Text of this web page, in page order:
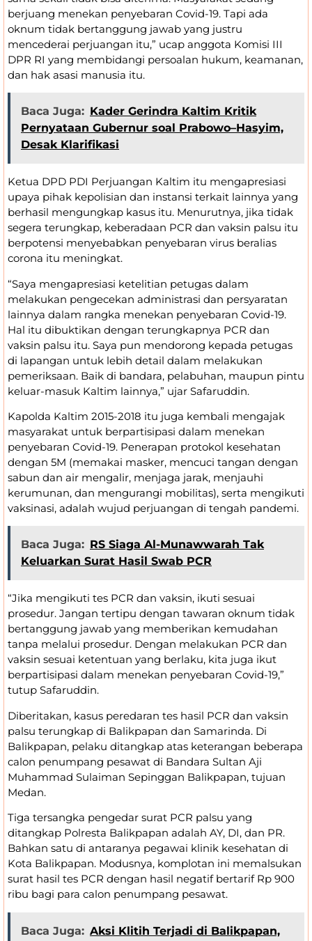
berjuang menekan penyebaran Covid-19. Tapi ada
oknum tidak bertanggung jawab yang justru
mencederai perjuangan itu,” ucap anggota Komisi III
DPR RI yang membidangi persoalan hukum, keamanan,
dan hak asasi manusia itu.
Baca Juga: Kader Gerindra Kaltim Kritik
Pernyataan Gubernur soal Prabowo–Hasyim,
Desak Klarifikasi
Ketua DPD PDI Perjuangan Kaltim itu mengapresiasi
upaya pihak kepolisian dan instansi terkait lainnya yang
berhasil mengungkap kasus itu. Menurutnya, jika tidak
segera terungkap, keberadaan PCR dan vaksin palsu itu
berpotensi menyebabkan penyebaran virus beralias
corona itu meningkat.
“Saya mengapresiasi ketelitian petugas dalam
melakukan pengecekan administrasi dan persyaratan
lainnya dalam rangka menekan penyebaran Covid-19.
Hal itu dibuktikan dengan terungkapnya PCR dan
vaksin palsu itu. Saya pun mendorong kepada petugas
di lapangan untuk lebih detail dalam melakukan
pemeriksaan. Baik di bandara, pelabuhan, maupun pintu
keluar-masuk Kaltim lainnya,” ujar Safaruddin.
Kapolda Kaltim 2015-2018 itu juga kembali mengajak
masyarakat untuk berpartisipasi dalam menekan
penyebaran Covid-19. Penerapan protokol kesehatan
dengan 5M (memakai masker, mencuci tangan dengan
sabun dan air mengalir, menjaga jarak, menjauhi
kerumunan, dan mengurangi mobilitas), serta mengikuti
vaksinasi, adalah wujud perjuangan di tengah pandemi.
Baca Juga: RS Siaga Al-Munawwarah Tak
Keluarkan Surat Hasil Swab PCR
“Jika mengikuti tes PCR dan vaksin, ikuti sesuai
prosedur. Jangan tertipu dengan tawaran oknum tidak
bertanggung jawab yang memberikan kemudahan
tanpa melalui prosedur. Dengan melakukan PCR dan
vaksin sesuai ketentuan yang berlaku, kita juga ikut
berpartisipasi dalam menekan penyebaran Covid-19,”
tutup Safaruddin.
Diberitakan, kasus peredaran tes hasil PCR dan vaksin
palsu terungkap di Balikpapan dan Samarinda. Di
Balikpapan, pelaku ditangkap atas keterangan beberapa
calon penumpang pesawat di Bandara Sultan Aji
Muhammad Sulaiman Sepinggan Balikpapan, tujuan
Medan.
Tiga tersangka pengedar surat PCR palsu yang
ditangkap Polresta Balikpapan adalah AY, DI, dan PR.
Bahkan satu di antaranya pegawai klinik kesehatan di
Kota Balikpapan. Modusnya, komplotan ini memalsukan
surat hasil tes PCR dengan hasil negatif bertarif Rp 900
ribu bagi para calon penumpang pesawat.
Baca Juga: Aksi Klitih Terjadi di Balikpapan,